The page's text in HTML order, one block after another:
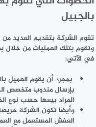
بالجبيل
تقوم الشركة بتقديم العديد من
وتقوم بتلك العمليات من خلال
في الآتي:
بمجرد أن يقوم العميل
بإرسال مندوب متخصص
المراد بيعها حسب نوع
وأيضا تكون الشركة
العفش المستعمل مع